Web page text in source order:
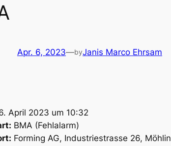
Apr. 6, 2023—byJanis Marco Ehrsam
April 2023 um 10:32
BMA (Fehlalarm)
Forming AG, Industriestrasse 26, Möhlin